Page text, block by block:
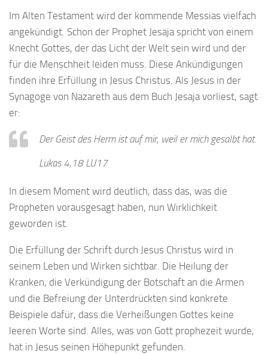
Im Alten Testament wird der kommende Messias vielfach
angekündigt. Schon der Prophet Jesaja spricht von einem
Knecht Gottes, der das Licht der Welt sein wird und der
für die Menschheit leiden muss. Diese Ankündigungen
finden ihre Erfüllung in Jesus Christus. Als Jesus in der
Synagoge von Nazareth aus dem Buch Jesaja vorliest, sagt
er:
Der Geist des Herrn ist auf mir, weil er mich gesalbt hat.
Lukas 4,18 LU17
In diesem Moment wird deutlich, dass das, was die
Propheten vorausgesagt haben, nun Wirklichkeit
geworden ist.
Die Erfüllung der Schrift durch Jesus Christus wird in
seinem Leben und Wirken sichtbar. Die Heilung der
Kranken, die Verkündigung der Botschaft an die Armen
und die Befreiung der Unterdrückten sind konkrete
Beispiele dafür, dass die Verheißungen Gottes keine
leeren Worte sind. Alles, was von Gott prophezeit wurde,
hat in Jesus seinen Höhepunkt gefunden.